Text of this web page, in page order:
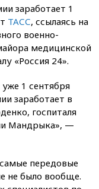
заработает 1
ТАСС, ссылаясь на
военно-
медицинской
«Россия 24».
1 сентября
заработает в
госпиталя
Мандрыка», —
передовые
не было вообще.